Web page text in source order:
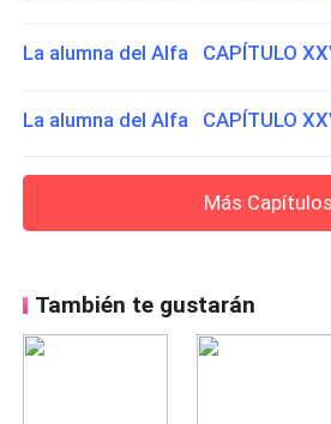
La alumna del Alfa CAPÍTULO
La alumna del Alfa CAPÍTULO
Más Capítulos
También te gustarán